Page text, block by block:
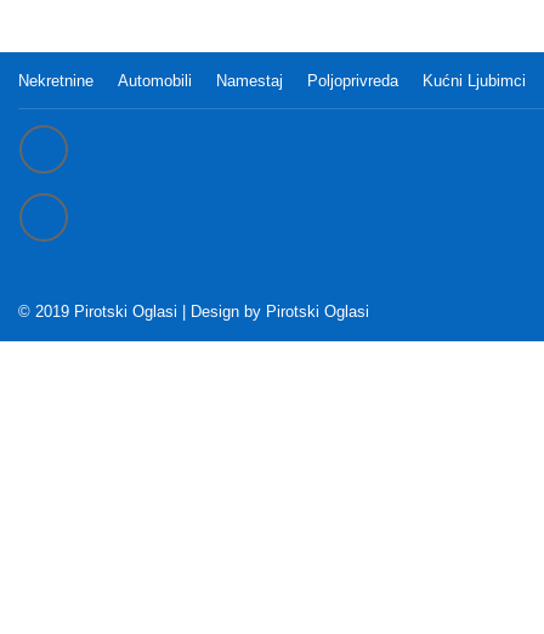
Nekretnine Automobili Namestaj Poljoprivreda Kućni Ljubimci
© 2019 Pirotski Oglasi | Design by Pirotski Oglasi